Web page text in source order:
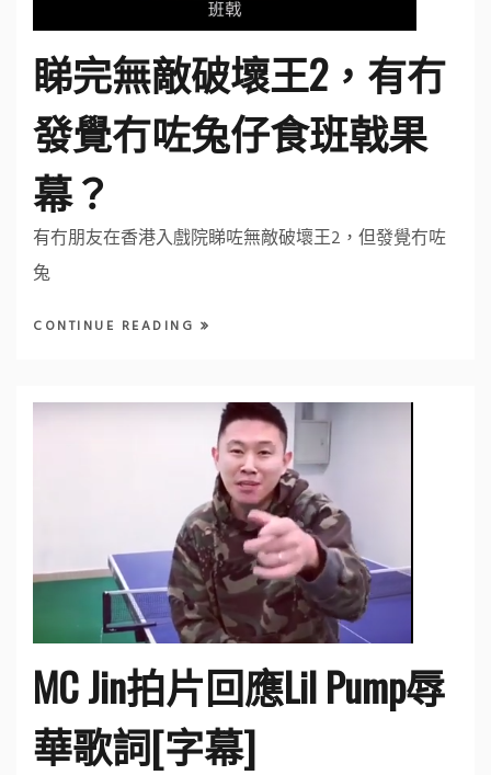
睇完無敵破壞王2，有冇
發覺冇咗兔仔食班戟果
幕？
有冇朋友在香港入戲院睇咗無敵破壞王2，但發覺冇咗
兔
CONTINUE READING
MC Jin拍片回應Lil Pump辱
華歌詞[字幕]